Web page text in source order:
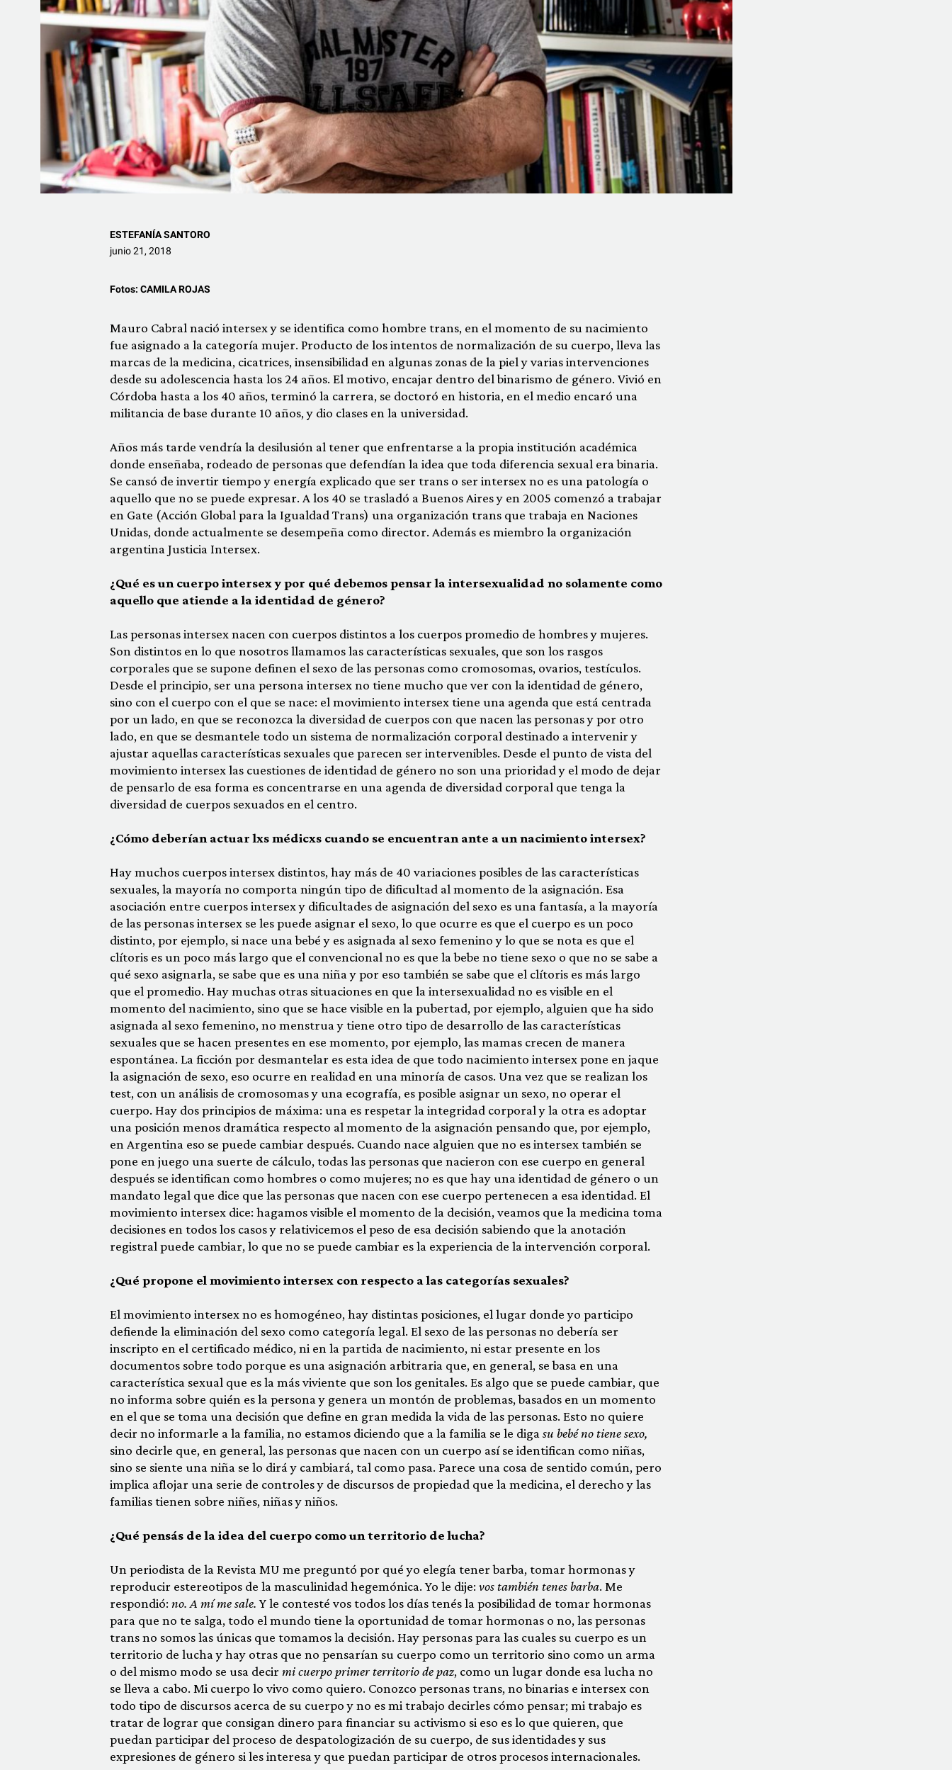
ESTEFANÍA SANTORO
junio 21, 2018
Fotos: CAMILA ROJAS
Mauro Cabral nació intersex y se identifica como hombre trans, en el momento de su nacimiento
fue asignado a la categoría mujer. Producto de los intentos de normalización de su cuerpo, lleva las
marcas de la medicina, cicatrices, insensibilidad en algunas zonas de la piel y varias intervenciones
desde su adolescencia hasta los 24 años. El motivo, encajar dentro del binarismo de género. Vivió en
Córdoba hasta a los 40 años, terminó la carrera, se doctoró en historia, en el medio encaró una
militancia de base durante 10 años, y dio clases en la universidad.
Años más tarde vendría la desilusión al tener que enfrentarse a la propia institución académica
donde enseñaba, rodeado de personas que defendían la idea que toda diferencia sexual era binaria.
Se cansó de invertir tiempo y energía explicado que ser trans o ser intersex no es una patología o
aquello que no se puede expresar. A los 40 se trasladó a Buenos Aires y en 2005 comenzó a trabajar
en Gate (Acción Global para la Igualdad Trans) una organización trans que trabaja en Naciones
Unidas, donde actualmente se desempeña como director. Además es miembro la organización
argentina Justicia Intersex.
¿Qué es un cuerpo intersex y por qué debemos pensar la intersexualidad no solamente como
aquello que atiende a la identidad de género?
Las personas intersex nacen con cuerpos distintos a los cuerpos promedio de hombres y mujeres.
Son distintos en lo que nosotros llamamos las características sexuales, que son los rasgos
corporales que se supone definen el sexo de las personas como cromosomas, ovarios, testículos.
Desde el principio, ser una persona intersex no tiene mucho que ver con la identidad de género,
sino con el cuerpo con el que se nace: el movimiento intersex tiene una agenda que está centrada
por un lado, en que se reconozca la diversidad de cuerpos con que nacen las personas y por otro
lado, en que se desmantele todo un sistema de normalización corporal destinado a intervenir y
ajustar aquellas características sexuales que parecen ser intervenibles. Desde el punto de vista del
movimiento intersex las cuestiones de identidad de género no son una prioridad y el modo de dejar
de pensarlo de esa forma es concentrarse en una agenda de diversidad corporal que tenga la
diversidad de cuerpos sexuados en el centro.
¿Cómo deberían actuar lxs médicxs cuando se encuentran ante a un nacimiento intersex?
Hay muchos cuerpos intersex distintos, hay más de 40 variaciones posibles de las características
sexuales, la mayoría no comporta ningún tipo de dificultad al momento de la asignación. Esa
asociación entre cuerpos intersex y dificultades de asignación del sexo es una fantasía, a la mayoría
de las personas intersex se les puede asignar el sexo, lo que ocurre es que el cuerpo es un poco
distinto, por ejemplo, si nace una bebé y es asignada al sexo femenino y lo que se nota es que el
clítoris es un poco más largo que el convencional no es que la bebe no tiene sexo o que no se sabe a
qué sexo asignarla, se sabe que es una niña y por eso también se sabe que el clítoris es más largo
que el promedio. Hay muchas otras situaciones en que la intersexualidad no es visible en el
momento del nacimiento, sino que se hace visible en la pubertad, por ejemplo, alguien que ha sido
asignada al sexo femenino, no menstrua y tiene otro tipo de desarrollo de las características
sexuales que se hacen presentes en ese momento, por ejemplo, las mamas crecen de manera
espontánea. La ficción por desmantelar es esta idea de que todo nacimiento intersex pone en jaque
la asignación de sexo, eso ocurre en realidad en una minoría de casos. Una vez que se realizan los
test, con un análisis de cromosomas y una ecografía, es posible asignar un sexo, no operar el
cuerpo. Hay dos principios de máxima: una es respetar la integridad corporal y la otra es adoptar
una posición menos dramática respecto al momento de la asignación pensando que, por ejemplo,
en Argentina eso se puede cambiar después. Cuando nace alguien que no es intersex también se
pone en juego una suerte de cálculo, todas las personas que nacieron con ese cuerpo en general
después se identifican como hombres o como mujeres; no es que hay una identidad de género o un
mandato legal que dice que las personas que nacen con ese cuerpo pertenecen a esa identidad. El
movimiento intersex dice: hagamos visible el momento de la decisión, veamos que la medicina toma
decisiones en todos los casos y relativicemos el peso de esa decisión sabiendo que la anotación
registral puede cambiar, lo que no se puede cambiar es la experiencia de la intervención corporal.
¿Qué propone el movimiento intersex con respecto a las categorías sexuales?
El movimiento intersex no es homogéneo, hay distintas posiciones, el lugar donde yo participo
defiende la eliminación del sexo como categoría legal. El sexo de las personas no debería ser
inscripto en el certificado médico, ni en la partida de nacimiento, ni estar presente en los
documentos sobre todo porque es una asignación arbitraria que, en general, se basa en una
característica sexual que es la más viviente que son los genitales. Es algo que se puede cambiar, que
no informa sobre quién es la persona y genera un montón de problemas, basados en un momento
en el que se toma una decisión que define en gran medida la vida de las personas. Esto no quiere
decir no informarle a la familia, no estamos diciendo que a la familia se le diga su bebé no tiene sexo,
sino decirle que, en general, las personas que nacen con un cuerpo así se identifican como niñas,
sino se siente una niña se lo dirá y cambiará, tal como pasa. Parece una cosa de sentido común, pero
implica aflojar una serie de controles y de discursos de propiedad que la medicina, el derecho y las
familias tienen sobre niñes, niñas y niños.
¿Qué pensás de la idea del cuerpo como un territorio de lucha?
Un periodista de la Revista MU me preguntó por qué yo elegía tener barba, tomar hormonas y
reproducir estereotipos de la masculinidad hegemónica. Yo le dije: vos también tenes barba. Me
respondió: no. A mí me sale.Y le contesté vos todos los días tenés la posibilidad de tomar hormonas
para que no te salga, todo el mundo tiene la oportunidad de tomar hormonas o no, las personas
trans no somos las únicas que tomamos la decisión. Hay personas para las cuales su cuerpo es un
territorio de lucha y hay otras que no pensarían su cuerpo como un territorio sino como un arma
o del mismo modo se usa decirmi cuerpo primer territorio de paz, como un lugar donde esa lucha no
se lleva a cabo. Mi cuerpo lo vivo como quiero. Conozco personas trans, no binarias e intersex con
todo tipo de discursos acerca de su cuerpo y no es mi trabajo decirles cómo pensar; mi trabajo es
tratar de lograr que consigan dinero para financiar su activismo si eso es lo que quieren, que
puedan participar del proceso de despatologización de su cuerpo, de sus identidades y sus
expresiones de género si les interesa y que puedan participar de otros procesos internacionales.